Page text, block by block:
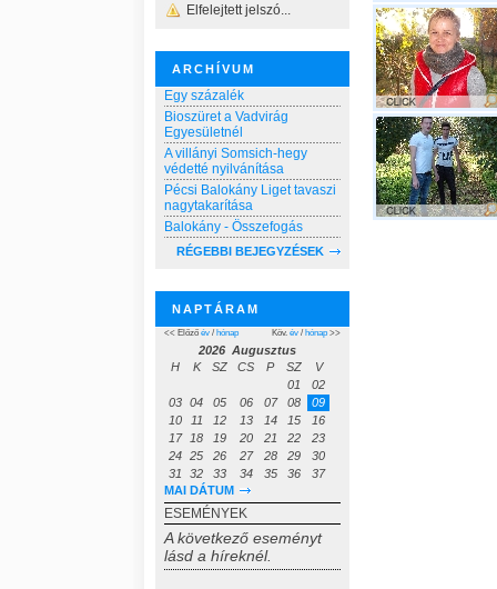
Elfelejtett jelszó...
ARCHÍVUM
Egy százalék
Bioszüret a Vadvirág
Egyesületnél
A villányi Somsich-hegy
védetté nyilvánítása
Pécsi Balokány Liget tavaszi
nagytakarítása
Balokány - Összefogás
RÉGEBBI BEJEGYZÉSEK
NAPTÁRAM
<< Előző év / hónap Köv. év / hónap >>
2026 Augusztus
H
K SZ CS P SZ
V
01
02
03 04 05 06 07 08
09
10
11 12 13 14 15
16
17
18 19 20 21 22
23
24 25 26 27 28 29
30
31
32 33 34 35 36
37
MAI DÁTUM
ESEMÉNYEK
A következő eseményt
lásd a híreknél.